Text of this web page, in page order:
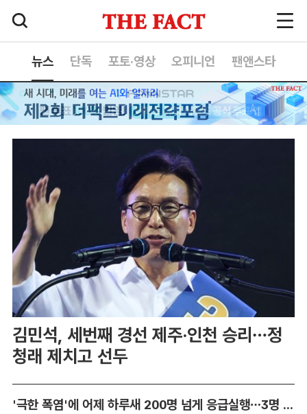
뉴스 단독 포토·영상 오피니언 팬앤스타
김민석, 세번째 경선 제주·인천 승리…정
청래 제치고 선두
'극한 폭염'에 어제 하루새 200명 넘게 응급실행…3명 사망